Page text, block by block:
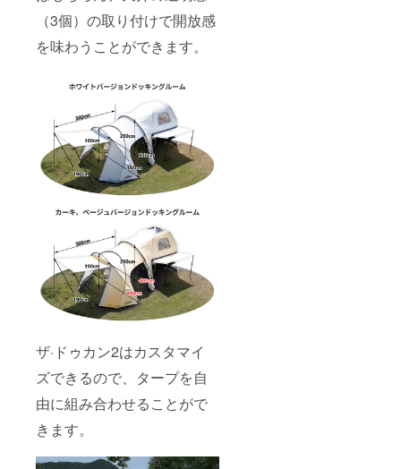
（3個）の取り付けで開放感
を味わうことができます。
ザ·ドゥカン2はカスタマイ
ズできるので、タープを自
由に組み合わせることがで
きます。